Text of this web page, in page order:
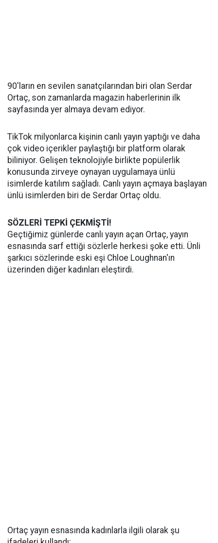
90'ların en sevilen sanatçılarından biri olan Serdar
Ortaç, son zamanlarda magazin haberlerinin ilk
sayfasında yer almaya devam ediyor.
TikTok milyonlarca kişinin canlı yayın yaptığı ve daha
çok video içerikler paylaştığı bir platform olarak
biliniyor. Gelişen teknolojiyle birlikte popülerlik
konusunda zirveye oynayan uygulamaya ünlü
isimlerde katılım sağladı. Canlı yayın açmaya başlayan
ünlü isimlerden biri de Serdar Ortaç oldu.
SÖZLERİ TEPKİ ÇEKMİŞTİ!
Geçtiğimiz günlerde canlı yayın açan Ortaç, yayın
esnasında sarf ettiği sözlerle herkesi şoke etti. Ünli
şarkıcı sözlerinde eski eşi Chloe Loughnan'ın
üzerinden diğer kadınları eleştirdi.
Ortaç yayın esnasında kadınlarla ilgili olarak şu